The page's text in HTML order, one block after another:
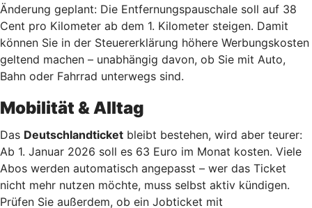
Änderung geplant: Die Entfernungspauschale soll auf 38
Cent pro Kilometer ab dem 1. Kilometer steigen. Damit
können Sie in der Steuererklärung höhere Werbungskosten
geltend machen – unabhängig davon, ob Sie mit Auto,
Bahn oder Fahrrad unterwegs sind.
Mobilität & Alltag
Das Deutschlandticket bleibt bestehen, wird aber teurer:
Ab 1. Januar 2026 soll es 63 Euro im Monat kosten. Viele
Abos werden automatisch angepasst – wer das Ticket
nicht mehr nutzen möchte, muss selbst aktiv kündigen.
Prüfen Sie außerdem, ob ein Jobticket mit